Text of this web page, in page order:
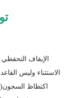
الإيقاف
الاستثناء وليس